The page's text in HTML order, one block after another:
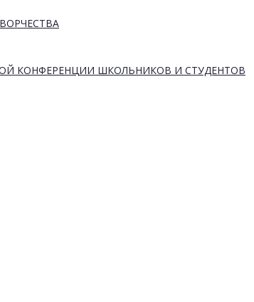
КОНФЕРЕНЦИИ ШКОЛЬНИКОВ И СТУДЕНТОВ